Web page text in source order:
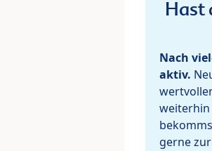
Hast
Nach
aktiv.
weiterhin
gerne